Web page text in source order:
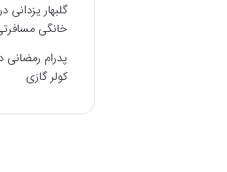
گلبهار یزدانی
خانگی
پدرام رمضانی
کولر گازی